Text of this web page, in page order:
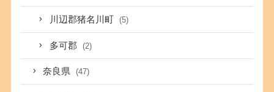
川辺郡猪名川町 (5)
多可郡 (2)
奈良県 (47)